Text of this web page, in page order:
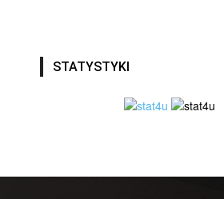
STATYSTYKI